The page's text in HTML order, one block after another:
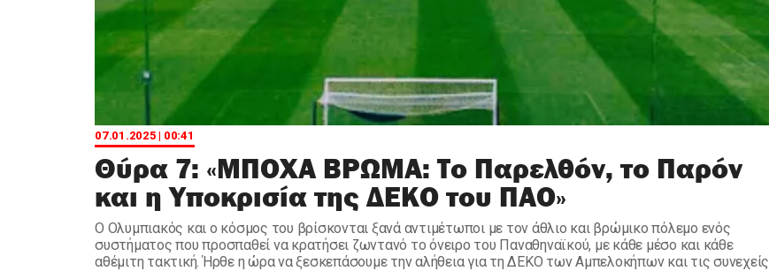
07.01.2025 | 00:41
Θύρα 7: «ΜΠΟΧΑ ΒΡΩΜΑ: Το Παρελθόν, το Παρόν
και η Υποκρισία της ΔΕΚΟ του ΠΑΟ»
Ο Ολυμπιακός και ο κόσμος του βρίσκονται ξανά αντιμέτωποι με τον άθλιο και βρώμικο πόλεμο ενός
συστήματος που προσπαθεί να κρατήσει ζωντανό το όνειρο του Παναθηναϊκού, με κάθε μέσο και κάθε
αθέμιτη τακτική. Ήρθε η ώρα να ξεσκεπάσουμε την αλήθεια για τη ΔΕΚΟ των Αμπελοκήπων και τις συνεχείς